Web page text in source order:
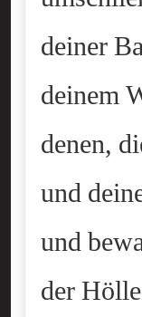
deiner
deinem
denen,
und
und
der